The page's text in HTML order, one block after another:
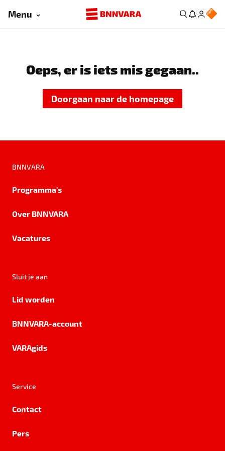
Menu
Oeps, er is iets mis gegaan..
Doorgaan naar de homepage
BNNVARA
Programma's
Over BNNVARA
Vacatures
Sluit je aan
Lid worden
BNNVARA-account
VARAgids
Service
Contact
Pers